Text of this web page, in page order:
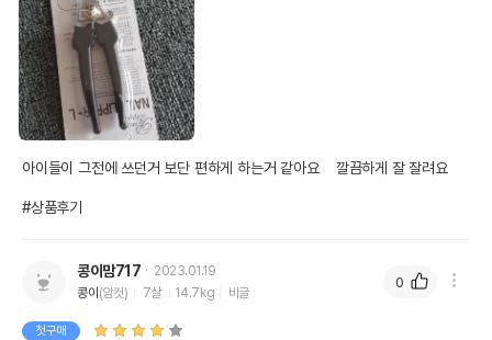
제조자,수입품의 경우
수입자를 함께 표기
AS책임자와 전화번호
또는 소비자상담 관련
전화번호
유통기한
유통기한이 최소 2026.12.06이거나 그
아이들이 그전에 쓰던거 보단 편하게 하는거 같아요    깔끔하게 잘 잘려요
#상품후기
콩이맘717
2023.01.19
콩이 (암컷) 7살 14.7kg 비글
첫구매
0